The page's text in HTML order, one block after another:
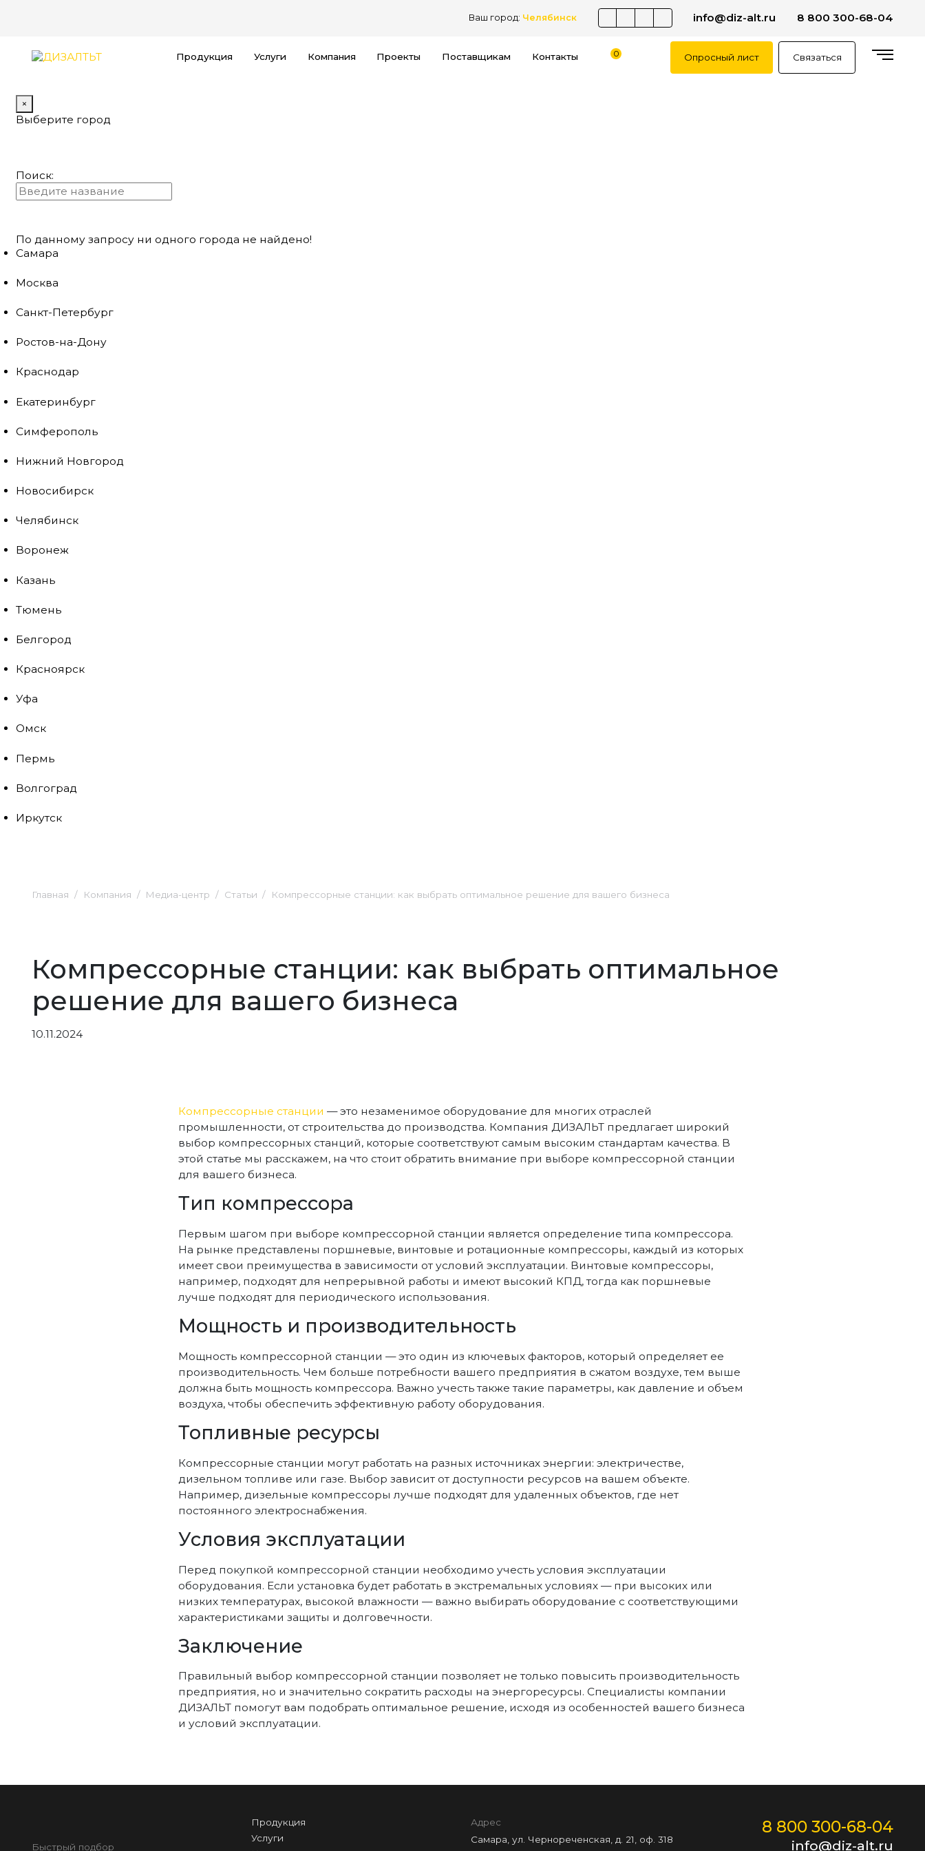
Ваш город: Челябинск info@diz-alt.ru 8 800 300-68-04
Продукция Услуги Компания Проекты Поставщикам Контакты 0 Опросный лист Связаться
×
Выберите город
Поиск:
По данному запросу ни одного города не найдено!
Самара
Москва
Санкт-Петербург
Ростов-на-Дону
Краснодар
Екатеринбург
Симферополь
Нижний Новгород
Новосибирск
Челябинск
Воронеж
Казань
Тюмень
Белгород
Красноярск
Уфа
Омск
Пермь
Волгоград
Иркутск
Главная Компания Медиа-центр Статьи Компрессорные станции: как выбрать оптимальное решение для вашего бизнеса
Компрессорные станции: как выбрать оптимальное
решение для вашего бизнеса
10.11.2024
Компрессорные станции — это незаменимое оборудование для многих отраслей
промышленности, от строительства до производства. Компания ДИЗАЛЬТ предлагает широкий
выбор компрессорных станций, которые соответствуют самым высоким стандартам качества. В
этой статье мы расскажем, на что стоит обратить внимание при выборе компрессорной станции
для вашего бизнеса.
Тип компрессора
Первым шагом при выборе компрессорной станции является определение типа компрессора.
На рынке представлены поршневые, винтовые и ротационные компрессоры, каждый из которых
имеет свои преимущества в зависимости от условий эксплуатации. Винтовые компрессоры,
например, подходят для непрерывной работы и имеют высокий КПД, тогда как поршневые
лучше подходят для периодического использования.
Мощность и производительность
Мощность компрессорной станции — это один из ключевых факторов, который определяет ее
производительность. Чем больше потребности вашего предприятия в сжатом воздухе, тем выше
должна быть мощность компрессора. Важно учесть также такие параметры, как давление и объем
воздуха, чтобы обеспечить эффективную работу оборудования.
Топливные ресурсы
Компрессорные станции могут работать на разных источниках энергии: электричестве,
дизельном топливе или газе. Выбор зависит от доступности ресурсов на вашем объекте.
Например, дизельные компрессоры лучше подходят для удаленных объектов, где нет
постоянного электроснабжения.
Условия эксплуатации
Перед покупкой компрессорной станции необходимо учесть условия эксплуатации
оборудования. Если установка будет работать в экстремальных условиях — при высоких или
низких температурах, высокой влажности — важно выбирать оборудование с соответствующими
характеристиками защиты и долговечности.
Заключение
Правильный выбор компрессорной станции позволяет не только повысить производительность
предприятия, но и значительно сократить расходы на энергоресурсы. Специалисты компании
ДИЗАЛЬТ помогут вам подобрать оптимальное решение, исходя из особенностей вашего бизнеса
и условий эксплуатации.
Быстрый подбор
Продукция
Услуги
Адрес
Самара, ул. Чернореченская, д. 21, оф. 318
8 800 300-68-04
info@diz-alt.ru